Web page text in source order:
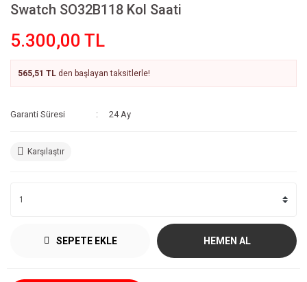
Swatch SO32B118 Kol Saati
5.300,00 TL
565,51 TL den başlayan taksitlerle!
Garanti Süresi 24 Ay
Karşılaştır
SEPETE EKLE HEMEN AL